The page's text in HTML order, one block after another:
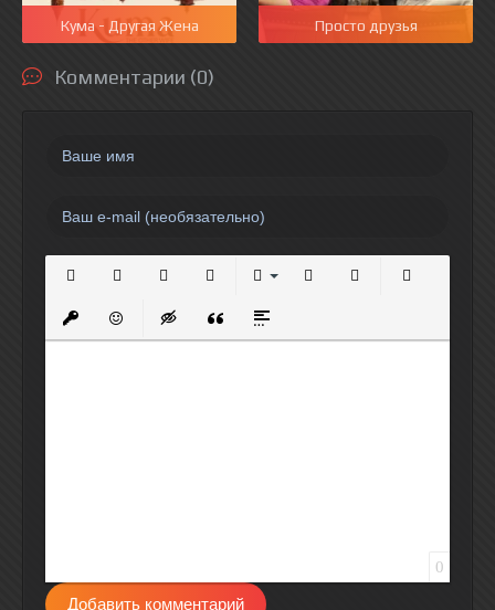
Кума - Другая Жена Просто друзья
Комментарии (0)
Вставить защищенную ссылку
Вставить смайлик
Вставка скрытого текста
Вставка цитаты
Вставка спойлера
0
Добавить комментарий